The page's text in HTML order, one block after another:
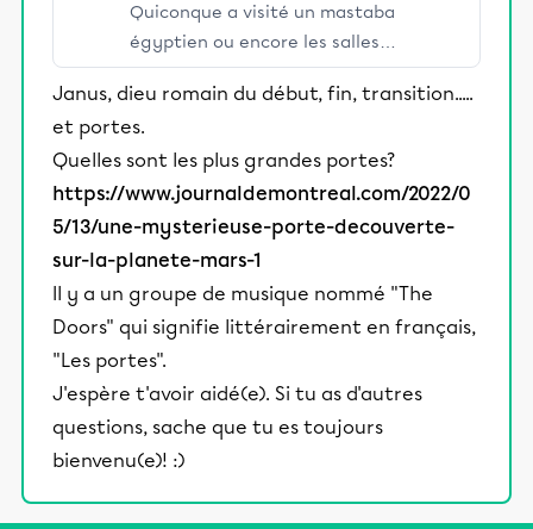
Quiconque a visité un mastaba
égyptien ou encore les salles
égyptiennes d’un musée n’aura pas
manqué de remarquer d’étranges
stèle…
Janus, dieu romain du début, fin, transition.....
et portes.
Quelles sont les plus grandes portes?
https://www.journaldemontreal.com/2022/0
5/13/une-mysterieuse-porte-decouverte-
sur-la-planete-mars-1
Il y a un groupe de musique nommé "The
Doors" qui signifie littérairement en français,
"Les portes".
J'espère t'avoir aidé(e). Si tu as d'autres
questions, sache que tu es toujours
bienvenu(e)! :)